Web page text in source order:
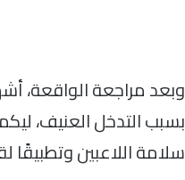
وبعد مراجعة الواقعة،
بسبب التدخل العنيف،
سلامة اللاعبين وتطبيقًا